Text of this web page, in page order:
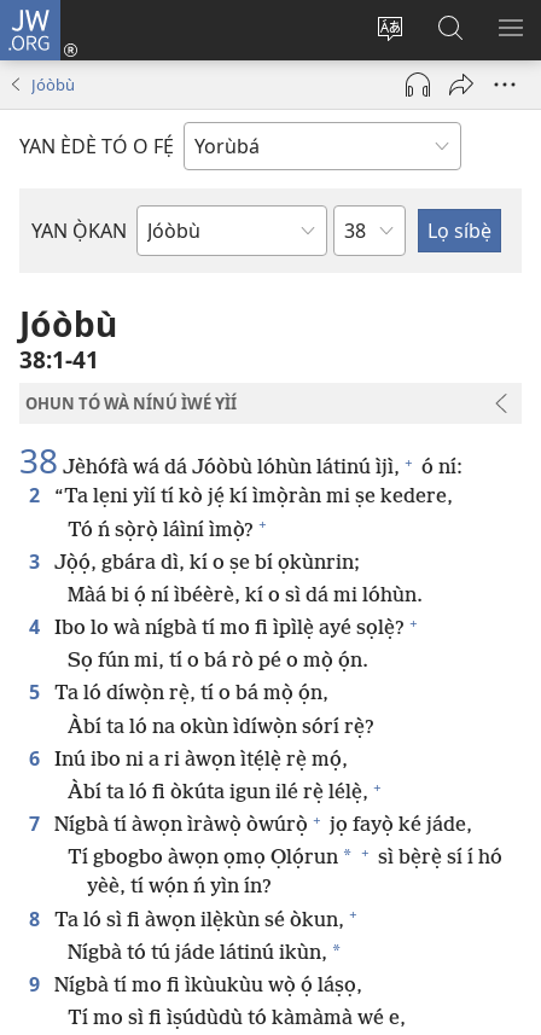
JW.ORG
Yí
èdè
ìkànnì
pa
Wọlé
(opens
window)
Wa
JW.ORG
Jóòbù
YAN ÈDÈ TÓ O FẸ́
YAN Ọ̀KAN
Ìwé
Orí
Jóòbù
38:1-41
OHUN TÓ WÀ NÍNÚ ÌWÉ YÌÍ
38 Jèhófà wá dá Jóòbù lóhùn látinú ìjì, + ó ní:
2
“Ta lẹni yìí tí kò jẹ́ kí ìmọ̀ràn mi ṣe kedere,
Tó ń sọ̀rọ̀ láìní ìmọ̀? +
3
Jọ̀ọ́, gbára dì, kí o ṣe bí ọkùnrin;
Màá bi ọ́ ní ìbéèrè, kí o sì dá mi lóhùn.
4 Ibo lo wà nígbà tí mo fi ìpìlẹ̀ ayé sọlẹ̀? +
Sọ fún mi, tí o bá rò pé o mọ̀ ọ́n.
5
Ta ló díwọ̀n rẹ̀, tí o bá mọ̀ ọ́n,
Àbí ta ló na okùn ìdíwọ̀n sórí rẹ̀?
6
Inú ibo ni a ri àwọn ìtẹ́lẹ̀ rẹ̀ mọ́,
Àbí ta ló fi òkúta igun ilé rẹ̀ lélẹ̀, +
7 Nígbà tí àwọn ìràwọ̀ òwúrọ̀ + jọ fayọ̀ ké jáde,
Tí gbogbo àwọn ọmọ Ọlọ́run * + sì bẹ̀rẹ̀ sí í hó
yèè, tí wọ́n ń yìn ín?
8 Ta ló sì fi àwọn ilẹ̀kùn sé òkun, +
Nígbà tó tú jáde látinú ikùn, *
9
Nígbà tí mo fi ìkùukùu wọ̀ ọ́ láṣọ,
Tí mo sì fi ìṣúdùdù tó kàmàmà wé e,